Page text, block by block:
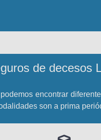
de decesos
encontrar
son a prima